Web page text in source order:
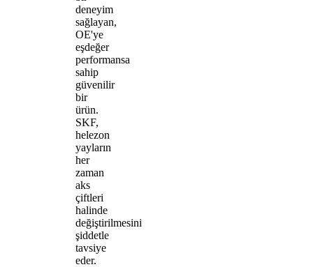
deneyim
sağlayan,
OE'ye
eşdeğer
performansa
sahip
güvenilir
bir
ürün.
SKF,
helezon
yayların
her
zaman
aks
çiftleri
halinde
değiştirilmesini
şiddetle
tavsiye
eder.